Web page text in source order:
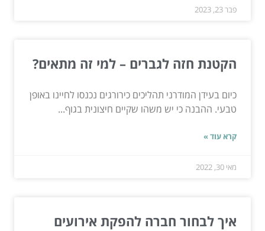
פבר 23, 2023
הקטנת חזה לגברים – למי זה מתאים?
כיום בעידן המודרני תהליכים כירורגים נכנסו לחיינו באופן
טבעי. ההבנה כי יש משהו שקיים חיצונית בגוף...
קרא עוד »
מאי 30, 2022
איך לבחור חברה להפקת אירועים